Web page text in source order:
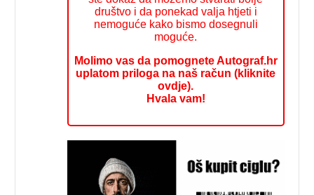
društvo i da ponekad valja htjeti i
nemoguće kako bismo dosegnuli
moguće.
Molimo vas da pomognete Autograf.hr
uplatom priloga na naš račun (kliknite
ovdje).
Hvala vam!